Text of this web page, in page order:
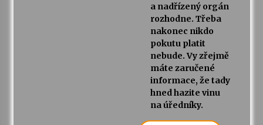
a nadřízený orgán
rozhodne. Třeba
nakonec nikdo
pokutu platit
nebude. Vy zřejmě
máte zaručené
informace, že tady
hned hazite vinu
na úředníky.